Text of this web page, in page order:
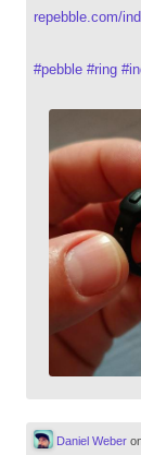
repebble.com/
#pebble #ring #
Daniel Weber